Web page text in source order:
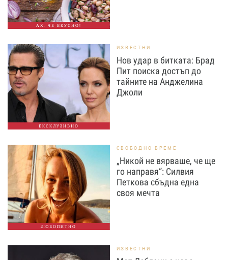
АХ, ЧЕ ВКУСНО!
ЕКСКЛУЗИВНО
ИЗВЕСТНИ
Нов удар в битката: Брад
Пит поиска достъп до
тайните на Анджелина
Джоли
ЛЮБОПИТНО
СВОБОДНО ВРЕМЕ
„Никой не вярваше, че ще
го направя“: Силвия
Петкова сбъдна една
своя мечта
ИЗВЕСТНИ